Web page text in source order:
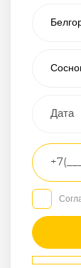
средство
Седан
/
Маршрут
Белгород